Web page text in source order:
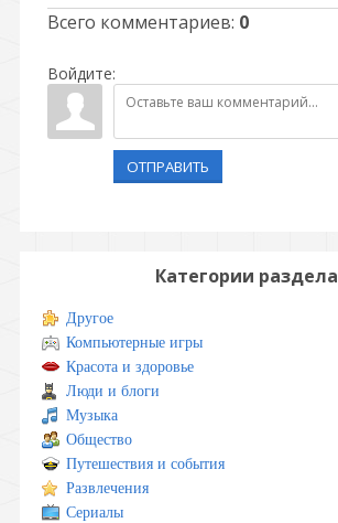
Всего комментариев: 0
Войдите:
ОТПРАВИТЬ
Категории раздела
Другое
Компьютерные игры
Красота и здоровье
Люди и блоги
Музыка
Общество
Путешествия и события
Развлечения
Сериалы